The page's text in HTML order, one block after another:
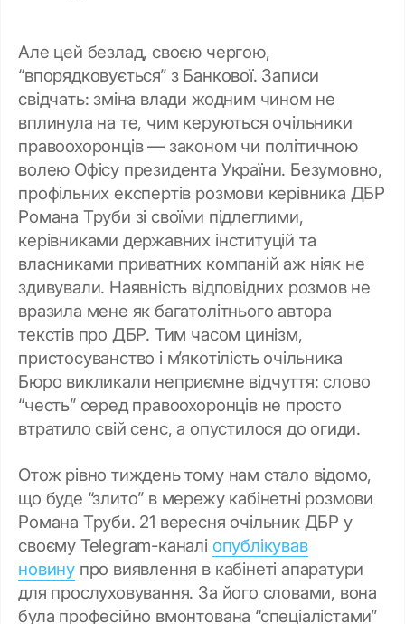
Але цей безлад, своєю чергою,
“впорядковується” з Банкової. Записи
свідчать: зміна влади жодним чином не
вплинула на те, чим керуються очільники
правоохоронців — законом чи політичною
волею Офісу президента України. Безумовно,
профільних експертів розмови керівника ДБР
Романа Труби зі своїми підлеглими,
керівниками державних інституцій та
власниками приватних компаній аж ніяк не
здивували. Наявність відповідних розмов не
вразила мене як багатолітнього автора
текстів про ДБР. Тим часом цинізм,
пристосуванство і м’якотілість очільника
Бюро викликали неприємне відчуття: слово
“честь” серед правоохоронців не просто
втратило свій сенс, а опустилося до огиди.
Отож рівно тиждень тому нам стало відомо,
що буде “злито” в мережу кабінетні розмови
Романа Труби. 21 вересня очільник ДБР у
своєму Telegram-каналі опублікував
новинупро виявлення в кабінеті апаратури
для прослуховування. За його словами, вона
була професійно вмонтована “спеціалістами”